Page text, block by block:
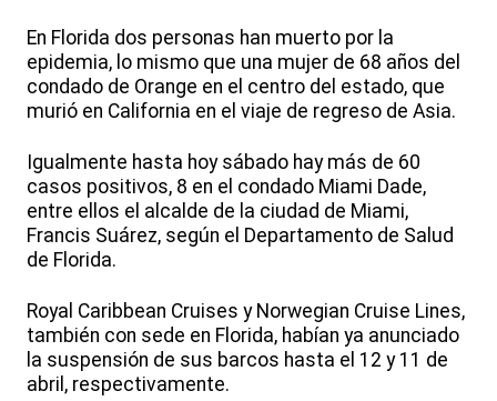
En Florida dos personas han muerto por la
epidemia, lo mismo que una mujer de 68 años del
condado de Orange en el centro del estado, que
murió en California en el viaje de regreso de Asia.
Igualmente hasta hoy sábado hay más de 60
casos positivos, 8 en el condado Miami Dade,
entre ellos el alcalde de la ciudad de Miami,
Francis Suárez, según el Departamento de Salud
de Florida.
Royal Caribbean Cruises y Norwegian Cruise Lines,
también con sede en Florida, habían ya anunciado
la suspensión de sus barcos hasta el 12 y 11 de
abril, respectivamente.